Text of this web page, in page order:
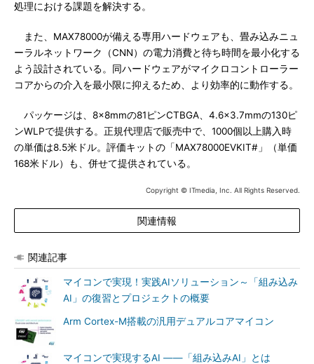
処理における課題を解決する。
また、MAX78000が備える専用ハードウェアも、畳み込みニュ
ーラルネットワーク（CNN）の電力消費と待ち時間を最小化する
よう設計されている。同ハードウェアがマイクロコントローラー
コアからの介入を最小限に抑えるため、より効率的に動作する。
パッケージは、8×8mmの81ピンCTBGA、4.6×3.7mmの130ピ
ンWLPで提供する。正規代理店で販売中で、1000個以上購入時
の単価は8.5米ドル。評価キットの「MAX78000EVKIT#」（単価
168米ドル）も、併せて提供されている。
Copyright © ITmedia, Inc. All Rights Reserved.
関連情報
関連記事
マイコンで実現！実践AIソリューション～「組み込み
AI」の復習とプロジェクトの概要
Arm Cortex-M搭載の汎用デュアルコアマイコン
マイコンで実現するAI ――「組み込みAI」とは